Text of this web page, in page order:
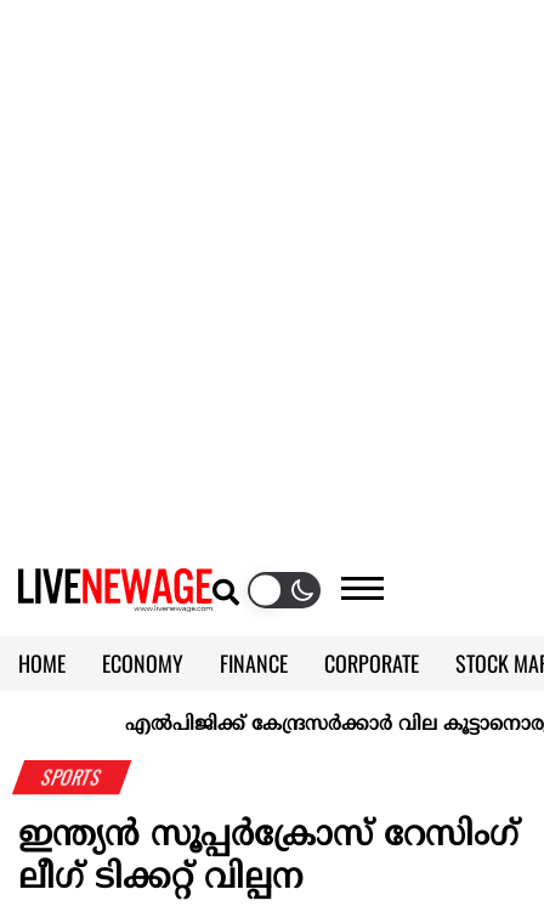
HOME ECONOMY FINANCE CORPORATE
STOCK
KERALA @70
എല്‍പിജിക്ക് കേന്ദ്രസർക്കാർ വില
SPORTS
ഇന്ത്യന്‍ സൂപ്പര്‍ക്രോസ് റേസിംഗ്
ലീഗ് ടിക്കറ്റ് വില്പന